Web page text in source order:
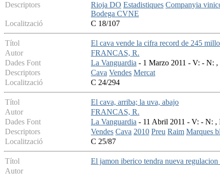
Descriptors
Rioja DO Estadistiques Companyia
Bodega CVNE
Localització
C 18/107
Títol
El cava vende la cifra record de 245
Autor
FRANCAS, R.
Dades Font
La Vanguardia - 1 Marzo 2011 - V: - N: ,
Descriptors
Cava Vendes Mercat
Localització
C 24/294
Títol
El cava, arriba; la uva, abajo
Autor
FRANCAS, R.
Dades Font
La Vanguardia - 11 Abril 2011 - V: - N: ,
Descriptors
Vendes Cava 2010 Preu Raim Marques
Localització
C 25/87
Títol
El jamon iberico tendra nueva regulacion
Autor